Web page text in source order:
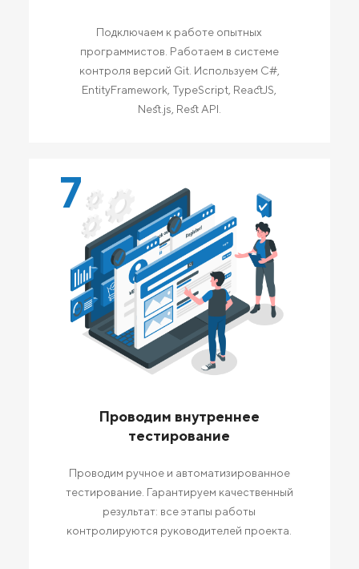
Подключаем к работе опытных
программистов. Работаем в системе
контроля версий Git. Используем C#,
EntityFramework, TypeScript, ReactJS,
Nest.js, Rest API.
7
Проводим внутреннее
тестирование
Проводим ручное и автоматизированное
тестирование. Гарантируем качественный
результат: все этапы работы
контролируются руководителей проекта.